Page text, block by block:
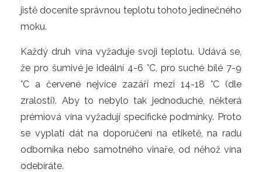
jistě doceníte správnou teplotu tohoto jedinečného
moku.
Každý druh vína vyžaduje svoji teplotu. Udává se,
že pro šumivé je ideální 4-6 °C, pro suché bílé 7-9
°C a červené nejvíce zazáří mezi 14-18 °C (dle
zralosti). Aby to nebylo tak jednoduché, některá
prémiová vína vyžadují specifické podmínky. Proto
se vyplatí dát na doporučení na etiketě, na radu
odborníka nebo samotného vinaře, od něhož vína
odebíráte.